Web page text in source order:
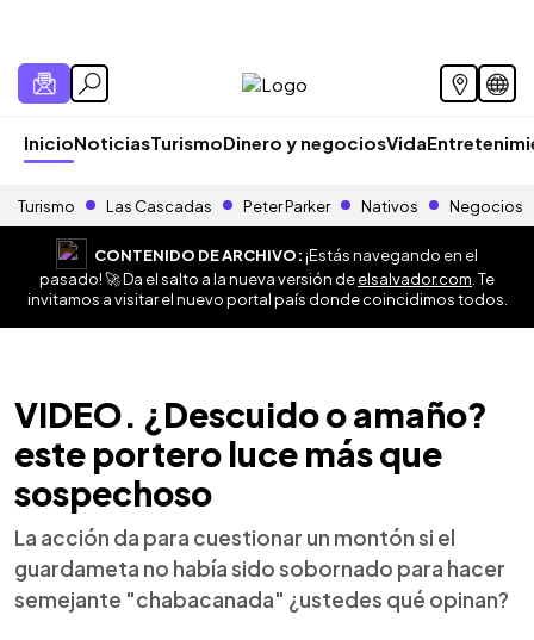
InicioNoticiasTurismoDinero y negociosVida
Turismo Las Cascadas Peter Parker Nativos Negocios
CONTENIDO DE ARCHIVO:¡Estás navegando en el
pasado! 🚀 Da el salto a la nueva versión deelsalvador.com . Te
invitamos a visitar el nuevo portal país donde coincidimos todos.
VIDEO. ¿Descuido o amaño?
este portero luce más que
sospechoso
La acción da para cuestionar un montón si el
guardameta no había sido sobornado para hacer
semejante "chabacanada" ¿ustedes qué opinan?